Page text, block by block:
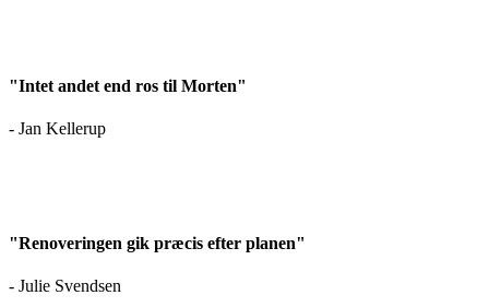
"Intet andet end ros til Morten"
- Jan Kellerup
"Renoveringen gik præcis efter planen"
- Julie Svendsen